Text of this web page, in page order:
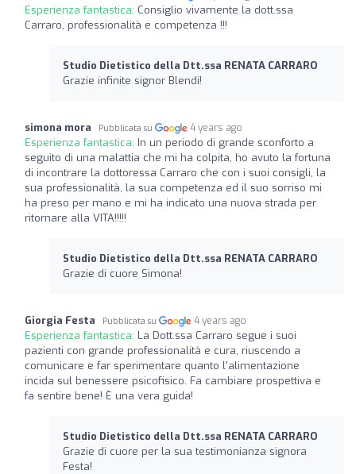
Esperienza fantastica: Consiglio vivamente la dott.ssa
Carraro, professionalità e competenza !!!
Studio Dietistico della Dtt.ssa RENATA CARRARO
Grazie infinite signor Blendi!
simona mora Pubblicata su 4 years ago
Esperienza fantastica: In un periodo di grande sconforto a
seguito di una malattia che mi ha colpita, ho avuto la fortuna
di incontrare la dottoressa Carraro che con i suoi consigli, la
sua professionalità, la sua competenza ed il suo sorriso mi
ha preso per mano e mi ha indicato una nuova strada per
ritornare alla VITA!!!!!
Studio Dietistico della Dtt.ssa RENATA CARRARO
Grazie di cuore Simona!
Giorgia Festa Pubblicata su 4 years ago
Esperienza fantastica: La Dott.ssa Carraro segue i suoi
pazienti con grande professionalità e cura, riuscendo a
comunicare e far sperimentare quanto l'alimentazione
incida sul benessere psicofisico. Fa cambiare prospettiva e
fa sentire bene! È una vera guida!
Studio Dietistico della Dtt.ssa RENATA CARRARO
Grazie di cuore per la sua testimonianza signora
Festa!